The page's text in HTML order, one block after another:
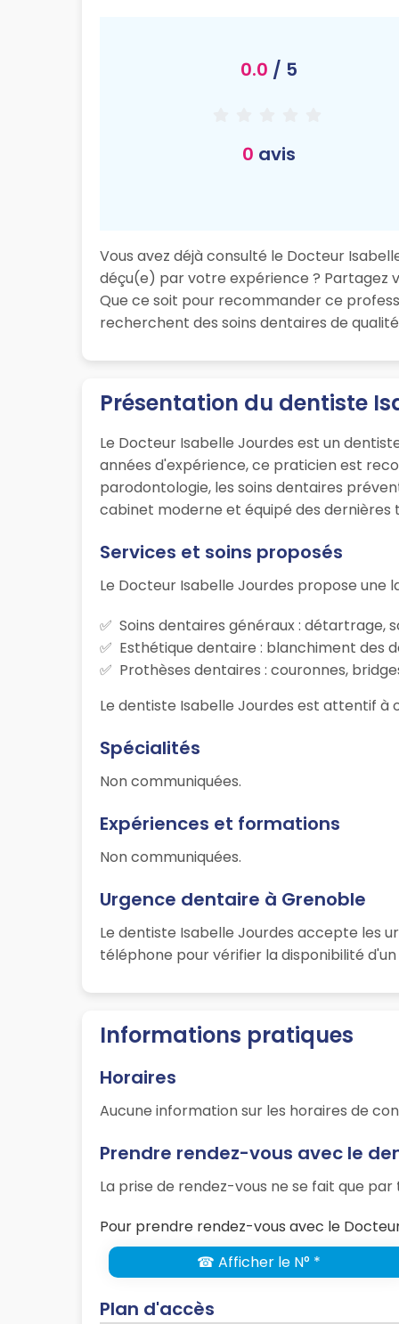
0.0 / 5
0 avis
Vous avez déjà consulté le Docteur
déçu(e) par votre expérience ? Partagez
Que ce soit pour recommander ce
recherchent des soins dentaires de
Présentation du dentiste
Le Docteur Isabelle Jourdes est un
années d'expérience, ce praticien est
parodontologie, les soins dentaires
cabinet moderne et équipé des dernières
Services et soins proposés
Le Docteur Isabelle Jourdes propose une
Soins dentaires généraux : détartrage,
Esthétique dentaire : blanchiment des
Prothèses dentaires : couronnes,
Le dentiste Isabelle Jourdes est attentif
Spécialités
Non communiquées.
Expériences et formations
Non communiquées.
Urgence dentaire à Grenoble
Le dentiste Isabelle Jourdes accepte les
téléphone pour vérifier la disponibilité
Informations pratiques
Horaires
Aucune information sur les horaires de
Prendre rendez-vous avec le
La prise de rendez-vous ne se fait que
Pour prendre rendez-vous avec le
☎ Afficher le N° *
Plan d'accès